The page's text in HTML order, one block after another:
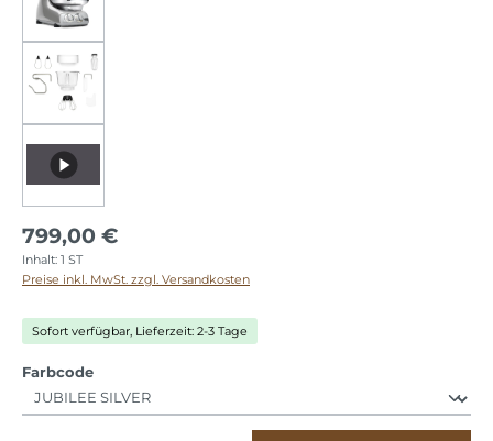
799,00 €
Inhalt: 1 ST
Preise inkl. MwSt. zzgl. Versandkosten
Sofort verfügbar, Lieferzeit: 2-3 Tage
Farbcodeauswählen